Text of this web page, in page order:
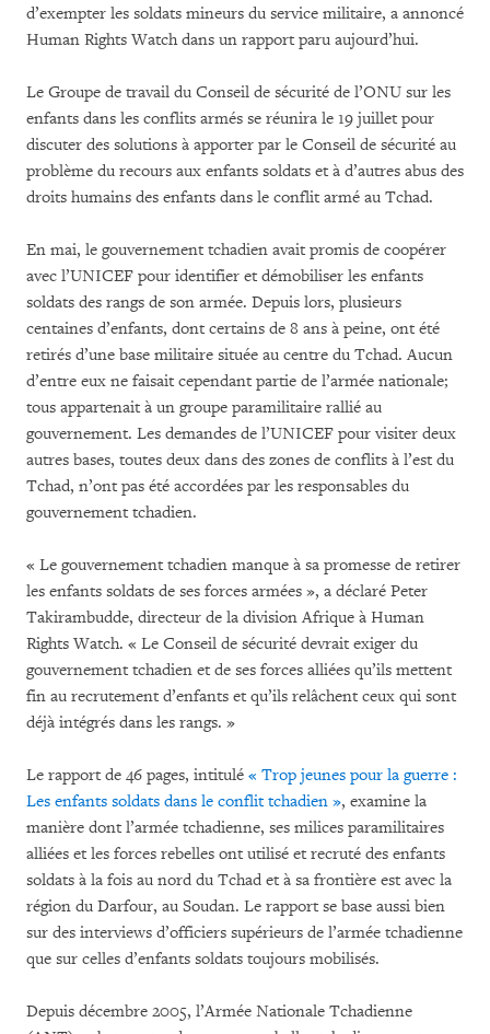
d’exempter les soldats mineurs du service militaire, a annoncé
Human Rights Watch dans un rapport paru aujourd’hui.
Le Groupe de travail du Conseil de sécurité de l’ONU sur les
enfants dans les conflits armés se réunira le 19 juillet pour
discuter des solutions à apporter par le Conseil de sécurité au
problème du recours aux enfants soldats et à d’autres abus des
droits humains des enfants dans le conflit armé au Tchad.
En mai, le gouvernement tchadien avait promis de coopérer
avec l’UNICEF pour identifier et démobiliser les enfants
soldats des rangs de son armée. Depuis lors, plusieurs
centaines d’enfants, dont certains de 8 ans à peine, ont été
retirés d’une base militaire située au centre du Tchad. Aucun
d’entre eux ne faisait cependant partie de l’armée nationale;
tous appartenait à un groupe paramilitaire rallié au
gouvernement. Les demandes de l’UNICEF pour visiter deux
autres bases, toutes deux dans des zones de conflits à l’est du
Tchad, n’ont pas été accordées par les responsables du
gouvernement tchadien.
« Le gouvernement tchadien manque à sa promesse de retirer
les enfants soldats de ses forces armées », a déclaré Peter
Takirambudde, directeur de la division Afrique à Human
Rights Watch. « Le Conseil de sécurité devrait exiger du
gouvernement tchadien et de ses forces alliées qu’ils mettent
fin au recrutement d’enfants et qu’ils relâchent ceux qui sont
déjà intégrés dans les rangs. »
Le rapport de 46 pages, intitulé « Trop jeunes pour la guerre :
Les enfants soldats dans le conflit tchadien », examine la
manière dont l’armée tchadienne, ses milices paramilitaires
alliées et les forces rebelles ont utilisé et recruté des enfants
soldats à la fois au nord du Tchad et à sa frontière est avec la
région du Darfour, au Soudan. Le rapport se base aussi bien
sur des interviews d’officiers supérieurs de l’armée tchadienne
que sur celles d’enfants soldats toujours mobilisés.
Depuis décembre 2005, l’Armée Nationale Tchadienne